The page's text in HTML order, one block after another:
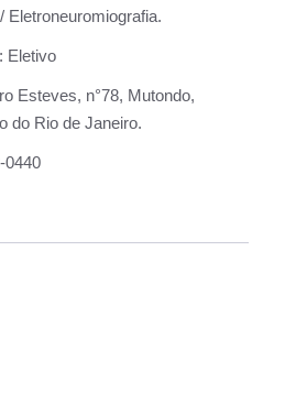
Eletroneuromiografia.
Eletivo
Esteves, n°78, Mutondo,
do Rio de Janeiro.
0440